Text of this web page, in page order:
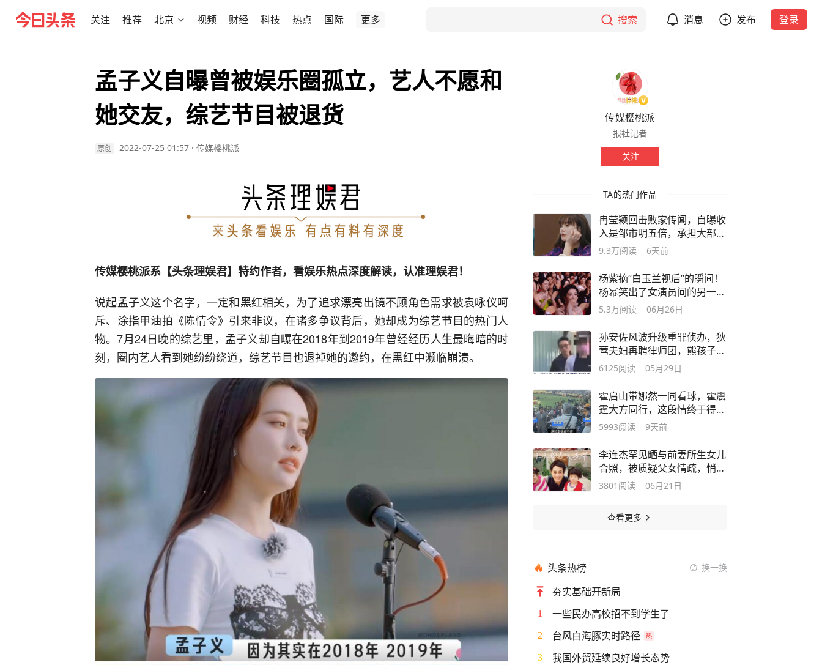
关注 推荐 北京 视频 财经 科技 热点 国际 更多 搜索 消息 发布 登录
孟子义自曝曾被娱乐圈孤立，艺人不愿和
她交友，综艺节目被退货
原创 2022-07-25 01:57 · 传媒樱桃派
传媒樱桃派系【头条理娱君】特约作者，看娱乐热点深度解读，认准理娱君！
说起孟子义这个名字，一定和黑红相关，为了追求漂亮出镜不顾角色需求被袁咏仪呵
斥、涂指甲油拍《陈情令》引来非议，在诸多争议背后，她却成为综艺节目的热门人
物。7月24日晚的综艺里，孟子义却自曝在2018年到2019年曾经经历人生最晦暗的时
刻，圈内艺人看到她纷纷绕道，综艺节目也退掉她的邀约，在黑红中濒临崩溃。
传媒樱桃派
报社记者
关注
TA的热门作品
冉莹颖回击败家传闻，自曝收
入是邹市明五倍，承担大部分
养家重担
9.3万阅读 6天前
杨紫摘“白玉兰视后”的瞬间！
杨幂笑出了女演员间的另一种
美好
5.3万阅读 06月26日
孙安佐风波升级重罪侦办，狄
莺夫妇再聘律师团，熊孩子躲
不过去了
6125阅读 05月29日
霍启山带娜然一同看球，霍震
霆大方同行，这段情终于得到
家长认可
5993阅读 9天前
李连杰罕见晒与前妻所生女儿
合照，被质疑父女情疏，悄然
修复关系
3801 阅读 06月21日
查看更多
头条热榜 换一换
夯实基础开新局
1 一些民办高校招不到学生了
2 台风白海豚实时路径
3 我国外贸延续良好增长态势